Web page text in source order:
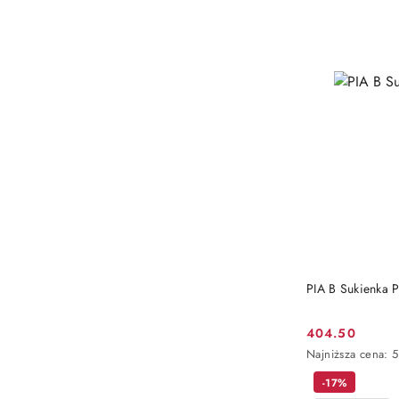
PIA B Sukienka
Cena
promocyjna:
404.50
Najniższa
cena
Najniższa cena:
-17%